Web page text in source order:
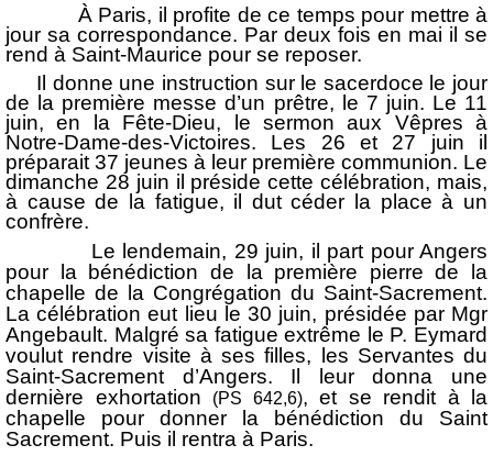
À Paris, il profite de ce temps pour mettre à
jour sa correspondance. Par deux fois en mai il se
rend à Saint-Maurice pour se reposer.
Il donne une instruction sur le sacerdoce le jour
de la première messe d’un prêtre, le 7 juin. Le 11
juin, en la Fête-Dieu, le sermon aux Vêpres à
Notre-Dame-des-Victoires. Les 26 et 27 juin il
préparait 37 jeunes à leur première communion. Le
dimanche 28 juin il préside cette célébration, mais,
à cause de la fatigue, il dut céder la place à un
confrère.
Le lendemain, 29 juin, il part pour Angers
pour la bénédiction de la première pierre de la
chapelle de la Congrégation du Saint-Sacrement.
La célébration eut lieu le 30 juin, présidée par Mgr
Angebault. Malgré sa fatigue extrême le P. Eymard
voulut rendre visite à ses filles, les Servantes du
Saint-Sacrement d’Angers. Il leur donna une
dernière exhortation
(PS 642,6), et se rendit à la
chapelle pour donner la bénédiction du Saint
Sacrement. Puis il rentra à Paris.